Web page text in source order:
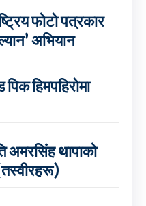
फोटो पत्रकार
अभियान
हिमपहिरोमा
अमरसिंह थापाको